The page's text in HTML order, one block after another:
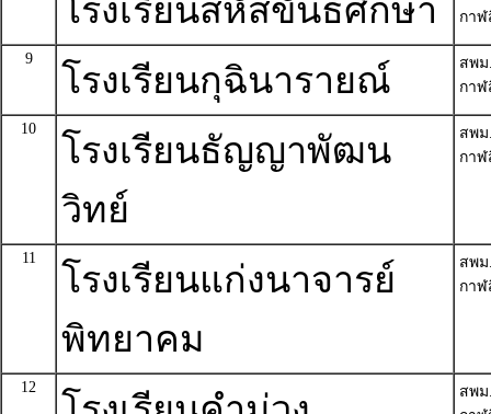
โรงเรียนสหัสขันธ์ศึกษา
กา
9
โรงเรียนกุฉินารายณ์
สพม
กา
10
โรงเรียนธัญญาพัฒน
วิทย์
สพม
กา
11
โรงเรียนแก่งนาจารย์
พิทยาคม
สพม
กา
12
สพม